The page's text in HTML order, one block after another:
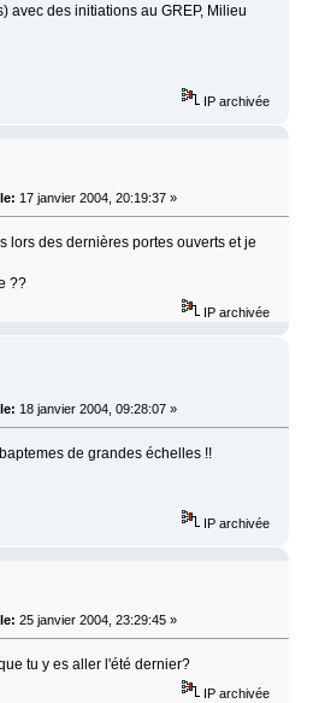
avec des initiations au GREP, Milieu
IP archivée
17 janvier 2004, 20:19:37 »
lors des dernières portes ouverts et je
??
IP archivée
18 janvier 2004, 09:28:07 »
de grandes échelles !!
IP archivée
25 janvier 2004, 23:29:45 »
tu y es aller l'été dernier?
IP archivée